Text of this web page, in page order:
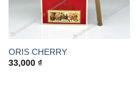
ORIS CHERRY
33,000 ₫